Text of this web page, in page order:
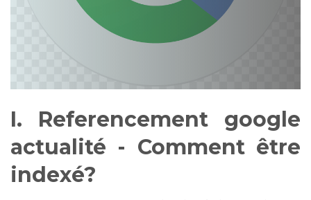
I. Referencement google
actualité - Comment être
indexé?